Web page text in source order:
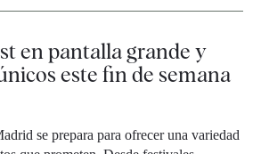
en pantalla grande y
este fin de semana
se prepara para ofrecer una variedad